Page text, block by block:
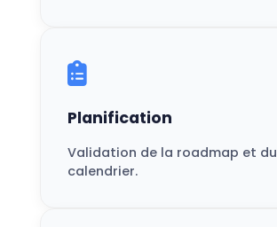
Planification
Validation de la roadmap et du
calendrier.